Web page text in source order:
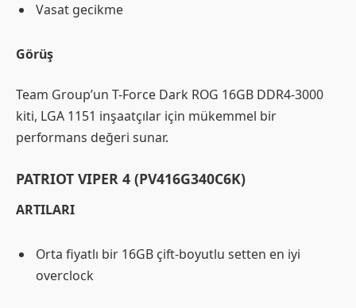
Vasat gecikme
Görüş
Team Group’un T-Force Dark ROG 16GB DDR4-3000
kiti, LGA 1151 inşaatçılar için mükemmel bir
performans değeri sunar.
PATRIOT VIPER 4 (PV416G340C6K)
ARTILARI
Orta fiyatlı bir 16GB çift-boyutlu setten en iyi
overclock